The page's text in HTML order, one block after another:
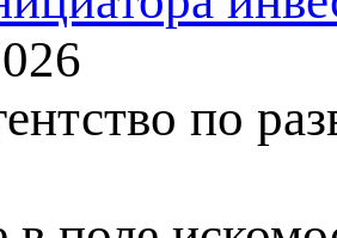
по